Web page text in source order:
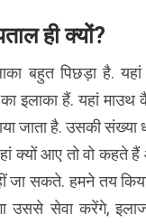
ही क्यों?
बहुत पिछड़ा है. यहां
का इलाका हैं. यहां
जाता है. उसकी संख्या
क्यों आए तो वो कहते
जा सकते. हमने तय
उससे सेवा करेंगे,